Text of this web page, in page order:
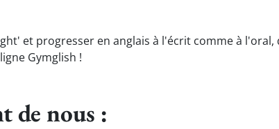
et progresser en anglais à l'écrit comme à l'oral,
Gymglish !
de nous :